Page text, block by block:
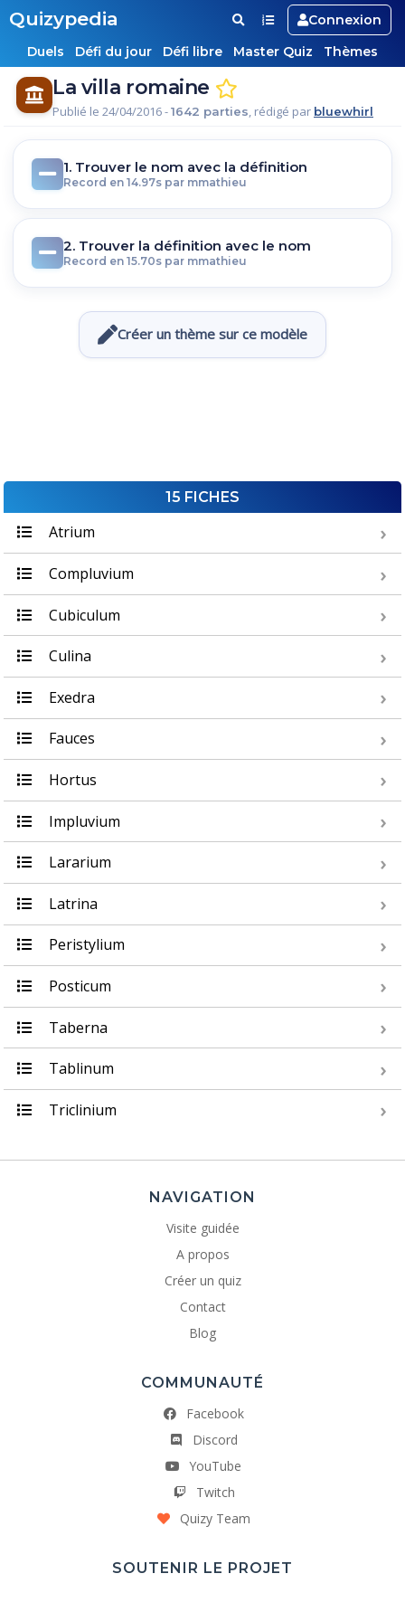
Quizypedia
Connexion
Duels
Défi du jour Défi libre Master Quiz Thèmes
La villa romaine
Publié le 24/04/2016 -1642 parties, rédigé par bluewhirl
1. Trouver le nom avec la définition
Record en 14.97s par mmathieu
2. Trouver la définition avec le nom
Record en 15.70s par mmathieu
Créer un thème sur ce modèle
15 FICHES
Atrium
Compluvium
Cubiculum
Culina
Exedra
Fauces
Hortus
Impluvium
Lararium
Latrina
Peristylium
Posticum
Taberna
Tablinum
Triclinium
NAVIGATION
Visite guidée
A propos
Créer un quiz
Contact
Blog
COMMUNAUTÉ
Facebook
Discord
YouTube
Twitch
Quizy Team
SOUTENIR LE PROJET